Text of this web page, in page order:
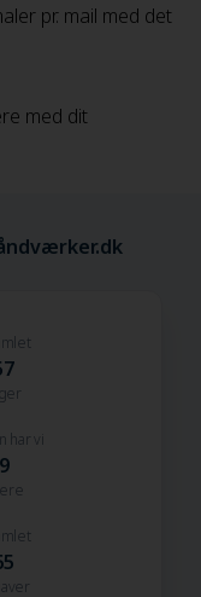
pr. mail med det
med dit
har vi